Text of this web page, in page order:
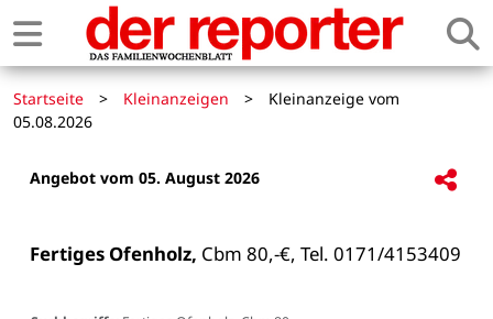
Startseite > Kleinanzeigen >
Kleinanzeige vom
05.08.2026
Angebot vom 05. August 2026
Fertiges Ofenholz, Cbm 80,-€, Tel. 0171/4153409